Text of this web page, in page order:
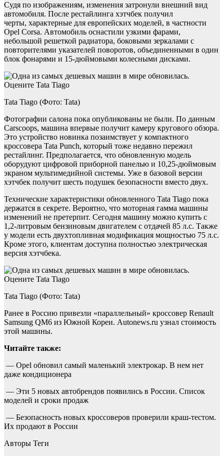
Судя по изображениям, изменения затронули внешний вид
автомобиля. После рестайлинга хэтчбек получил
черты, характерные для европейских моделей, в частности
Opel Corsa. Автомобиль оснастили узкими фарами,
небольшой решеткой радиатора, боковыми зеркалами с
повторителями указателей поворотов, объединенными в один
блок фонарями и 15-дюймовыми колесными дисками.
Tata Tiago (Фото: Tata)
Фотографии салона пока опубликованы не были. По данным
Carscoops, машина впервые получит камеру кругового обзора.
Это устройство новинка позаимствует у компактного
кроссовера Tata Punch, который тоже недавно пережил
рестайлинг. Предполагается, что обновленную модель
оборудуют цифровой приборной панелью и 10,25-дюймовым
экраном мультимедийной системы. Уже в базовой версии
хэтчбек получит шесть подушек безопасности вместо двух.
Технические характеристики обновленного Tata Tiago пока
держатся в секрете. Вероятно, что моторная гамма машины
изменений не претерпит. Сегодня машину можно купить с
1,2-литровым бензиновым двигателем с отдачей 85 л.с. Также
у модели есть двухтопливная модификация мощностью 75 л.с.
Кроме этого, клиентам доступна полностью электрическая
версия хэтчбека.
Tata Tiago (Фото: Tata)
Ранее в Россию привезли «параллельный» кроссовер Renault
Samsung QM6 из Южной Кореи. Autonews.ru узнал стоимость
этой машины.
Читайте также:
— Opel обновил самый маленький электрокар. В нем нет
даже кондиционера
— Эти 5 новых автобрендов появились в России. Список
моделей и сроки продаж
— Безопасность новых кроссоверов проверили краш-тестом.
Их продают в России
Авторы Теги